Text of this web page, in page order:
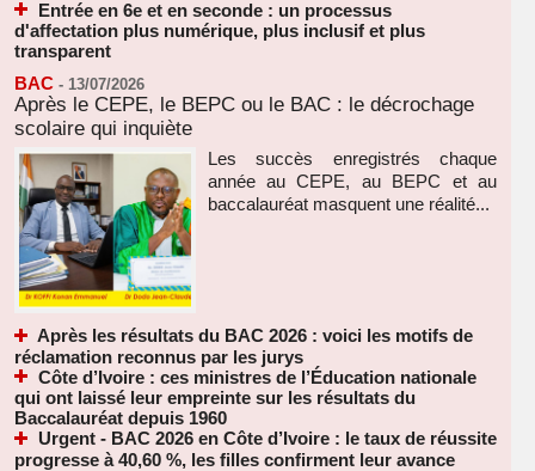
Entrée en 6e et en seconde : un processus
d'affectation plus numérique, plus inclusif et plus
transparent
BAC - 13/07/2026
Après le CEPE, le BEPC ou le BAC : le décrochage
scolaire qui inquiète
Les succès enregistrés chaque
année au CEPE, au BEPC et au
baccalauréat masquent une réalité...
Après les résultats du BAC 2026 : voici les motifs de
réclamation reconnus par les jurys
Côte d’Ivoire : ces ministres de l’Éducation nationale
qui ont laissé leur empreinte sur les résultats du
Baccalauréat depuis 1960
Urgent - BAC 2026 en Côte d’Ivoire : le taux de réussite
progresse à 40,60 %, les filles confirment leur avance